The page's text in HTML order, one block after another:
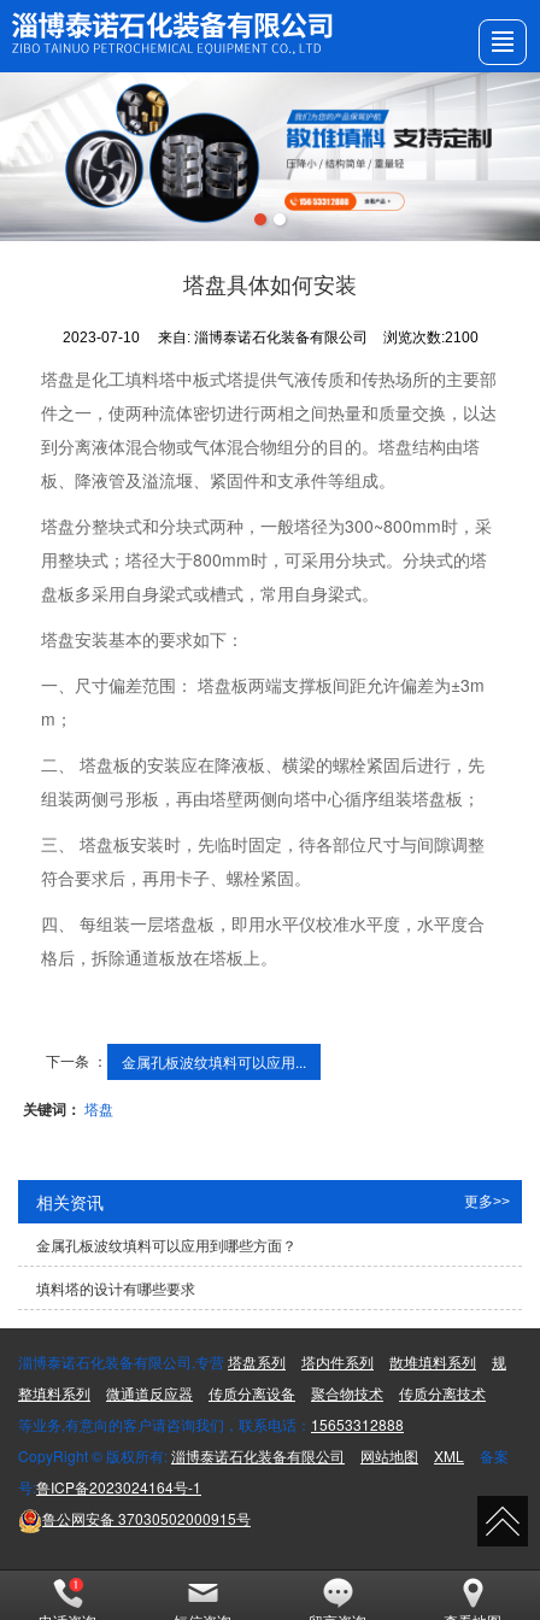
首页 产品展示 留言反馈 联系我们
塔盘具体如何安装
2023-07-10 来自: 淄博泰诺石化装备有限公司 浏览次数:2100
塔盘是化工填料塔中板式塔提供气液传质和传热场所的主要部
件之一，使两种流体密切进行两相之间热量和质量交换，以达
到分离液体混合物或气体混合物组分的目的。塔盘结构由塔
板、降液管及溢流堰、紧固件和支承件等组成。
塔盘分整块式和分块式两种，一般塔径为300~800mm时，采
用整块式；塔径大于800mm时，可采用分块式。分块式的塔
盘板多采用自身梁式或槽式，常用自身梁式。
塔盘安装基本的要求如下：
一、尺寸偏差范围： 塔盘板两端支撑板间距允许偏差为±3m
m；
二、 塔盘板的安装应在降液板、横梁的螺栓紧固后进行，先
组装两侧弓形板，再由塔壁两侧向塔中心循序组装塔盘板；
三、 塔盘板安装时，先临时固定，待各部位尺寸与间隙调整
符合要求后，再用卡子、螺栓紧固。
四、 每组装一层塔盘板，即用水平仪校准水平度，水平度合
格后，拆除通道板放在塔板上。
下一条 ： 金属孔板波纹填料可以应用...
关键词：塔盘
相关资讯 更多>>
金属孔板波纹填料可以应用到哪些方面？
填料塔的设计有哪些要求
淄博泰诺石化装备有限公司,专营塔盘系列 塔内件系列 散堆填料系列
规
整填料系列
微通道反应器 传质分离设备 聚合物技术
传质分离技术
等业务,有意向的客户请咨询我们，联系电话： 15653312888
CopyRight © 版权所有:淄博泰诺石化装备有限公司 网站地图 XML
备案
号:鲁ICP备2023024164号-1
鲁公网安备37030502000915号